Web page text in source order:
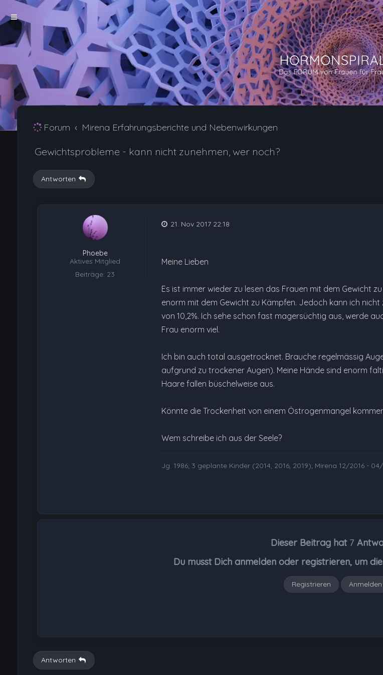
Forum Mirena Erfahrungsberichte und Nebenwirkungen
Gewichtsprobleme - kann nicht zunehmen, wer noch?
Antworten
Phoebe
Aktives Mitglied
Beiträge: 23
21. Nov 2017 22:18
Meine Lieben
Es ist immer wieder zu lesen das Frauen mit dem Gewicht
enorm mit dem Gewicht zu Kämpfen. Jedoch kann ich nicht
von 10,2%. Ich sehe schon fast magersüchtig aus, werde
Frau enorm viel.
Ich bin auch total ausgetrocknet. Brauche regelmässig
aufgrund zu trockener Augen). Meine Hände sind enorm
Haare fallen büschelweise aus.
Könnte die Trockenheit von einem Östrogenmangel
Wem schreibe ich aus der Seele?
Jg. 1986; 3 geplante Kinder (2014, 2016, 2019); Mirena 12/2016 -
Dieser Beitrag hat 7
Du musst Dich anmelden oder registrieren, um
Registrieren Anmelden
Antworten